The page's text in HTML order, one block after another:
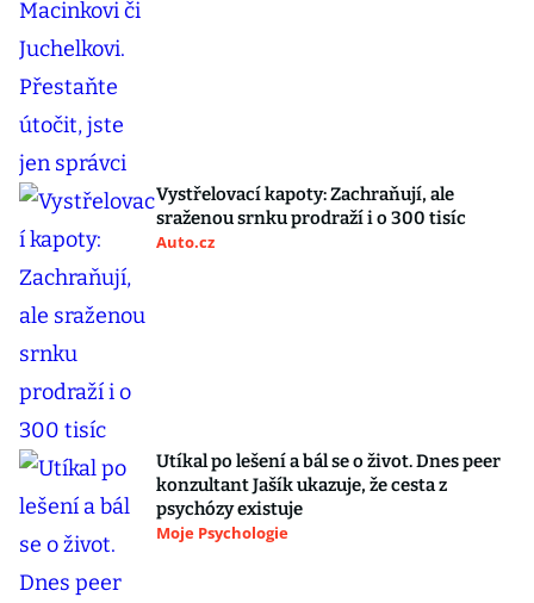
Vystřelovací kapoty: Zachraňují, ale
sraženou srnku prodraží i o 300 tisíc
Auto.cz
Utíkal po lešení a bál se o život. Dnes peer
konzultant Jašík ukazuje, že cesta z
psychózy existuje
Moje Psychologie